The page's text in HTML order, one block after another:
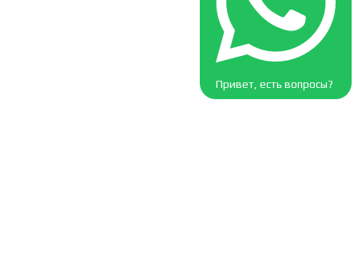
Привет, есть вопросы?